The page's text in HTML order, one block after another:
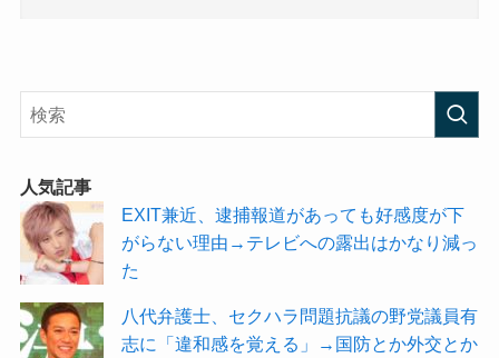
人気記事
EXIT兼近、逮捕報道があっても好感度が下
がらない理由→テレビへの露出はかなり減っ
た
八代弁護士、セクハラ問題抗議の野党議員有
志に「違和感を覚える」→国防とか外交とか